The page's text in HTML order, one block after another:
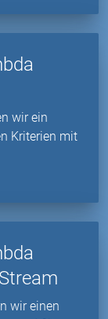
wir ein
Kriterien mit
wir einen